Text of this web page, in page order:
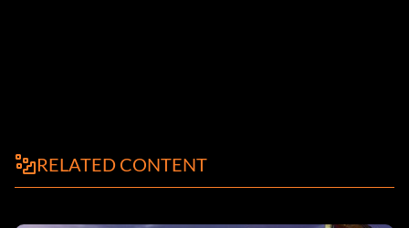
RELATED CONTENT